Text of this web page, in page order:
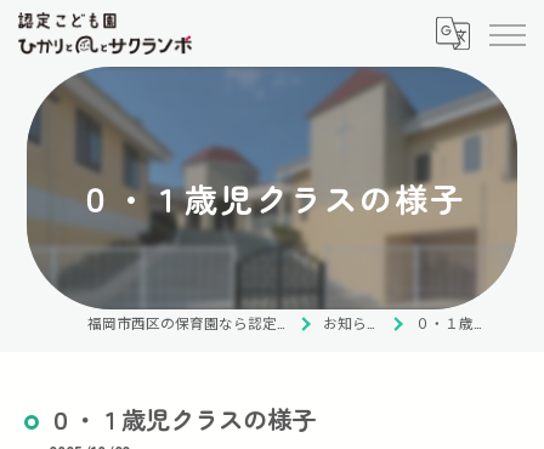
０・１歳児クラスの様子
お知らせ・ブログ ０・１歳児クラスの様子
０・１歳児クラスの様子